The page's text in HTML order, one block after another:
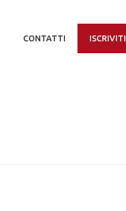
CONTATTI ISCRIVITI